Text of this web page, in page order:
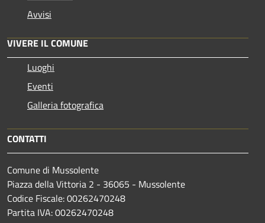
Avvisi
VIVERE IL COMUNE
Luoghi
Eventi
Galleria fotografica
CONTATTI
Comune di Mussolente
Piazza della Vittoria 2 - 36065 - Mussolente
Codice Fiscale: 00262470248
Partita IVA: 00262470248